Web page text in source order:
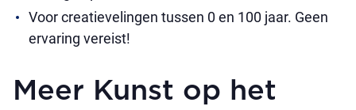
Voor creatievelingen tussen 0 en 100 jaar. Geen
ervaring vereist!
Meer Kunst op het